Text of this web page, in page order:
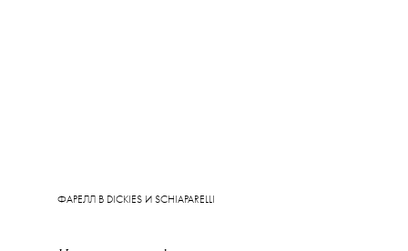
ФАРЕЛЛ В DICKIES И SCHIAPARELLI